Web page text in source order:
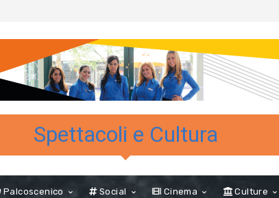
Spettacoli e Cultura
Palcoscenico Social Cinema Culture